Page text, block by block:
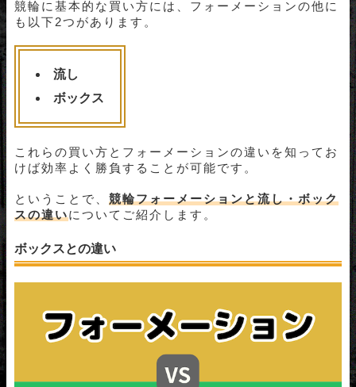
競輪に基本的な買い方には、フォーメーションの他に
も以下2つがあります。
流し
ボックス
これらの買い方とフォーメーションの違いを知ってお
けば効率よく勝負することが可能です。
ということで、 競輪フォーメーションと流し・ボック
スの違いについてご紹介します。
ボックスとの違い